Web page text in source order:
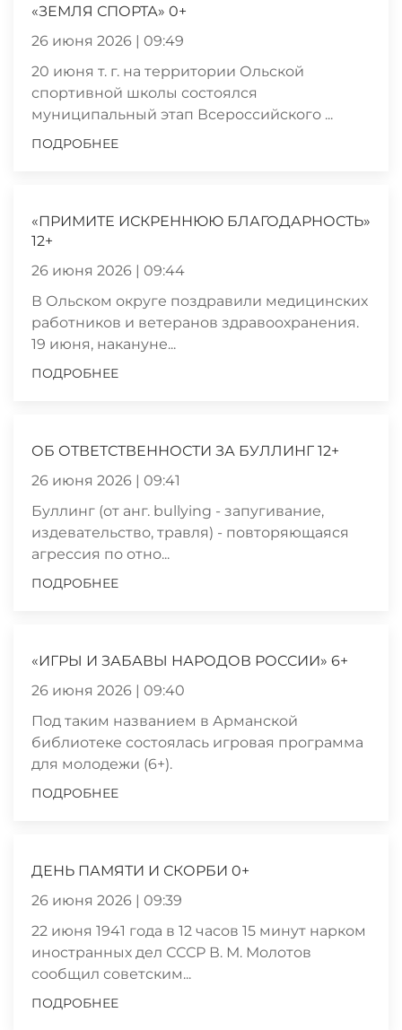
«ЗЕМЛЯ СПОРТА» 0+
26 июня 2026 | 09:49
20 июня т. г. на территории Ольской
спортивной школы состоялся
муниципальный этап Всероссийского ...
ПОДРОБНЕЕ
«ПРИМИТЕ ИСКРЕННЮЮ БЛАГОДАРНОСТЬ»
12+
26 июня 2026 | 09:44
В Ольском округе поздравили медицинских
работников и ветеранов здравоохранения.
19 июня, накануне...
ПОДРОБНЕЕ
ОБ ОТВЕТСТВЕННОСТИ ЗА БУЛЛИНГ 12+
26 июня 2026 | 09:41
Буллинг (от анг. bullying - запугивание,
издевательство, травля) - повторяющаяся
агрессия по отно...
ПОДРОБНЕЕ
«ИГРЫ И ЗАБАВЫ НАРОДОВ РОССИИ» 6+
26 июня 2026 | 09:40
Под таким названием в Арманской
библиотеке состоялась игровая программа
для молодежи (6+).
ПОДРОБНЕЕ
ДЕНЬ ПАМЯТИ И СКОРБИ 0+
26 июня 2026 | 09:39
22 июня 1941 года в 12 часов 15 минут нарком
иностранных дел СССР В. М. Молотов
сообщил советским...
ПОДРОБНЕЕ